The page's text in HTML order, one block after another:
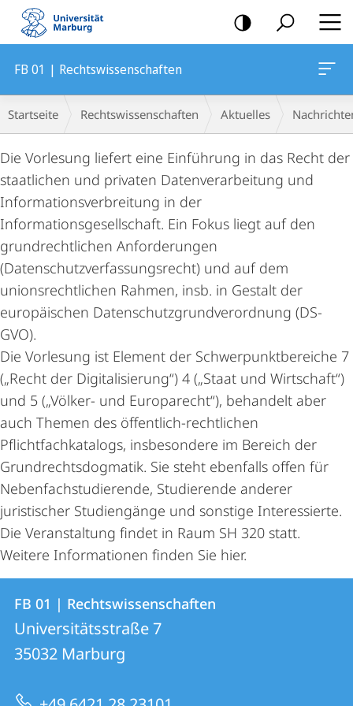
Mobile-
Navigation
FB 01 | Rechtswissenschaften
Breadcrumb-
Navigation
Startseite Rechtswissenschaften Aktuelles
Die Vorlesung liefert eine Einführung in das Recht der
staatlichen und privaten Datenverarbeitung und
Informationsverbreitung in der
Informationsgesellschaft. Ein Fokus liegt auf den
grundrechtlichen Anforderungen
(Datenschutzverfassungsrecht) und auf dem
unionsrechtlichen Rahmen, insb. in Gestalt der
europäischen Datenschutzgrundverordnung (DS-
GVO).
Die Vorlesung ist Element der Schwerpunktbereiche 7
(„Recht der Digitalisierung“) 4 („Staat und Wirtschaft“)
und 5 („Völker- und Europarecht“), behandelt aber
auch Themen des öffentlich-rechtlichen
Pflichtfachkatalogs, insbesondere im Bereich der
Grundrechtsdogmatik. Sie steht ebenfalls offen für
Nebenfachstudierende, Studierende anderer
juristischer Studiengänge und sonstige Interessierte.
Die Veranstaltung findet in Raum SH 320 statt.
Weitere Informationen finden Sie hier.
Kontakt
und
Informationen
zur
Kontaktinformationen
FB
01
|
Rechtswissenschaften
FB 01 | Rechtswissenschaften
Universitätsstraße 7
35032 Marburg